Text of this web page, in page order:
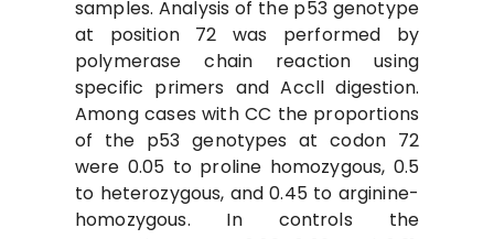
samples. Analysis of the p53 genotype
at position 72 was performed by
polymerase chain reaction using
specific primers and Accll digestion.
Among cases with CC the proportions
of the p53 genotypes at codon 72
were 0.05 to proline homozygous, 0.5
to heterozygous, and 0.45 to arginine-
homozygous. In controls the